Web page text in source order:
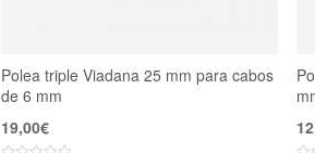
Polea triple Viadana 25 mm para cabos
de 6 mm
19,00€